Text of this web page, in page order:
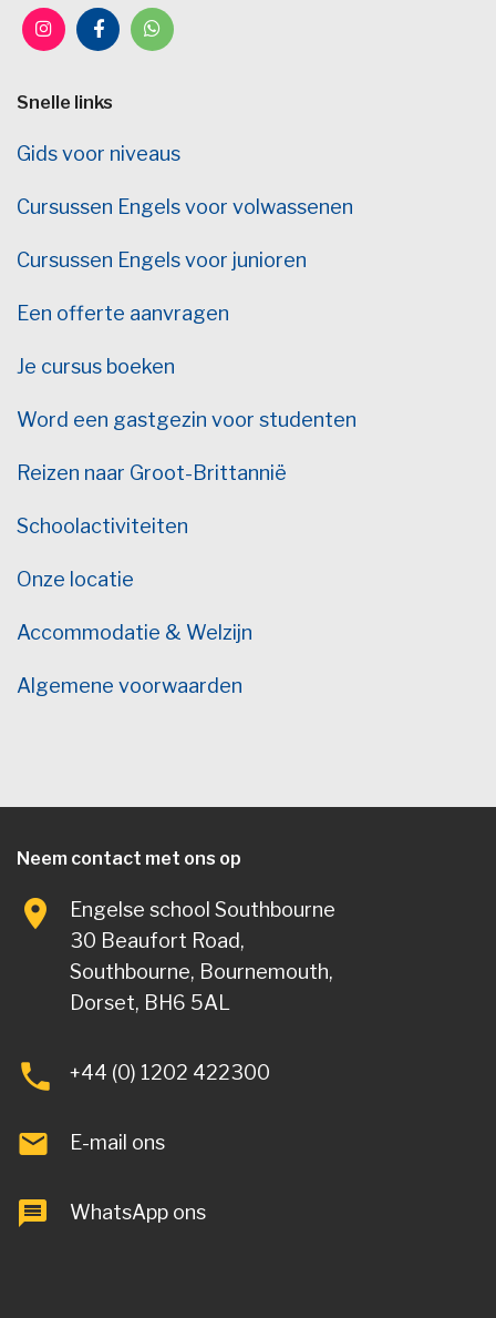
Snelle links
Gids voor niveaus
Cursussen Engels voor volwassenen
Cursussen Engels voor junioren
Een offerte aanvragen
Je cursus boeken
Word een gastgezin voor studenten
Reizen naar Groot-Brittannië
Schoolactiviteiten
Onze locatie
Accommodatie & Welzijn
Algemene voorwaarden
Neem contact met ons op
Engelse school Southbourne
30 Beaufort Road,
Southbourne, Bournemouth,
Dorset, BH6 5AL
+44 (0) 1202 422300
E-mail ons
WhatsApp ons